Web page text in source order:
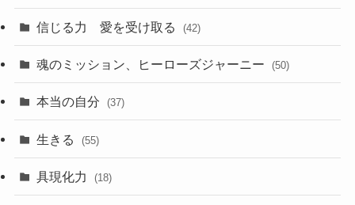
信じる力 愛を受け取る (42)
魂のミッション、ヒーローズジャーニー (50)
本当の自分 (37)
生きる (55)
具現化力 (18)